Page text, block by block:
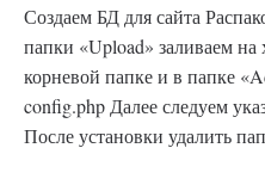
Создаем БД для сайта
папки «Upload» заливаем
корневой папке и в папке
config.php Далее следуем
После установки удалить